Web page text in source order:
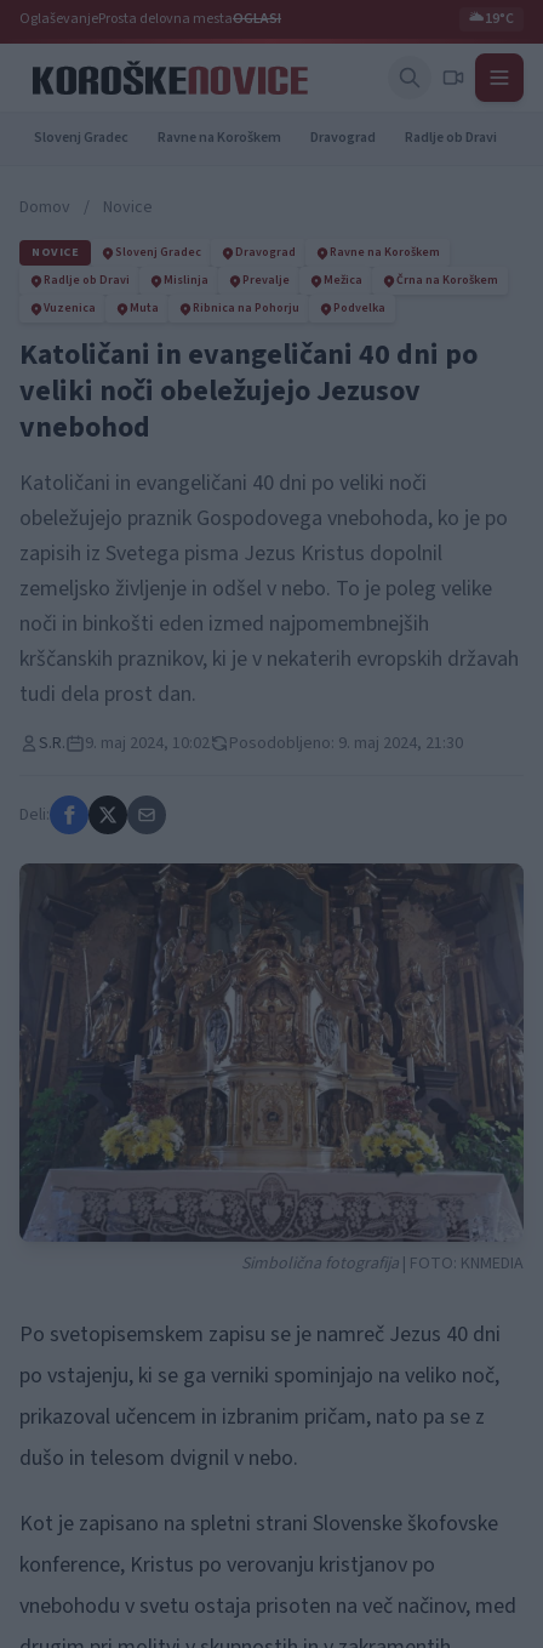
OglaševanjeProsta delovna mestaOGLASI 🌥️19°C
Slovenj Gradec Ravne na Koroškem Dravograd Radlje ob Dravi
Domov / Novice
NOVICE Slovenj Gradec Dravograd
Ravne na Koroškem
Radlje ob Dravi
Mislinja Prevalje Mežica
Črna na Koroškem
Vuzenica
Muta Ribnica na Pohorju Podvelka
Katoličani in evangeličani 40 dni po
veliki noči obeležujejo Jezusov
vnebohod
Katoličani in evangeličani 40 dni po veliki noči
obeležujejo praznik Gospodovega vnebohoda, ko je po
zapisih iz Svetega pisma Jezus Kristus dopolnil
zemeljsko življenje in odšel v nebo. To je poleg velike
noči in binkošti eden izmed najpomembnejših
krščanskih praznikov, ki je v nekaterih evropskih državah
tudi dela prost dan.
S.R. 9. maj 2024, 10:02 Posodobljeno: 9. maj 2024, 21:30
Deli:
Simbolična fotografija | FOTO: KNMEDIA
Po svetopisemskem zapisu se je namreč Jezus 40 dni
po vstajenju, ki se ga verniki spominjajo na veliko noč,
prikazoval učencem in izbranim pričam, nato pa se z
dušo in telesom dvignil v nebo.
Kot je zapisano na spletni strani Slovenske škofovske
konference, Kristus po verovanju kristjanov po
vnebohodu v svetu ostaja prisoten na več načinov, med